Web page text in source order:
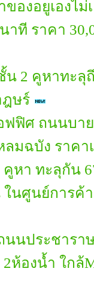
องอยูเองไ
าที ราคา
2 คูหาทะลุ
ฎษร์
ฟฟิศ ถนนบา
มฉบัง ราคา
หา ทะลุกัน
นศูนย์การค้
นนประชารา
ห้องน้ำ ใกล้